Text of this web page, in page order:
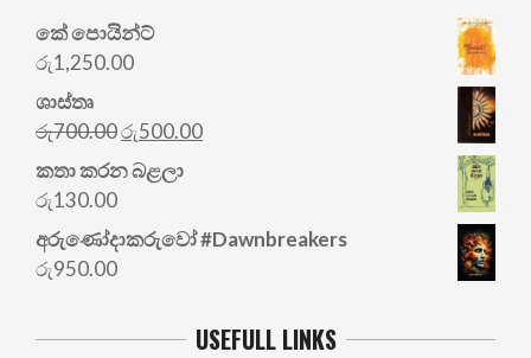
කේ පොයින්ට්
රු1,250.00
ශාස්තෘ
රු700.00Original
price
was:
රු500.00Current
කතා කරන බළලා
රු130.00
අරු‍ණෝදාකරුවෝ #Dawnbreakers
රු950.00
USEFULL LINKS